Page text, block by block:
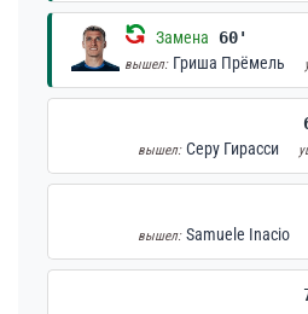
Замена 60'
вышел: Гриша Прёмель
вышел: Серу Гирасси
вышел: Samuele Inacio